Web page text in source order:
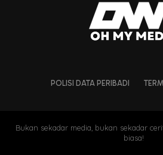
rakan sekelas ditugaskan untuk
Belud. Macam biasalah dah dapat
excited masing-masing.
angin malam!POLISI DATA PERIBADI
Bukan sekadar media, bukan sekadar
biasa!